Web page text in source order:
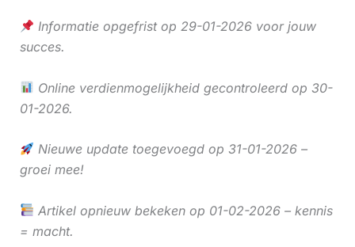
Informatie opgefrist op 29-01-2026 voor jouw
succes.
Online verdienmogelijkheid gecontroleerd op 30-
01-2026.
Nieuwe update toegevoegd op 31-01-2026 –
groei mee!
Artikel opnieuw bekeken op 01-02-2026 – kennis
= macht.